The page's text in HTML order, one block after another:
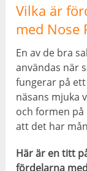
Vilka är
med Nose
En av de bra
användas när
fungerar på
näsans mjuka
och formen på
att det har
Här är en titt
fördelarna